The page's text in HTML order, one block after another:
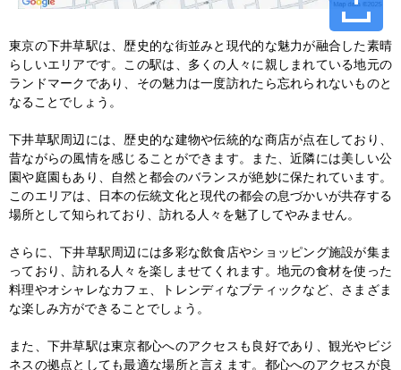
東京の下井草駅は、歴史的な街並みと現代的な魅力が融合した素晴
らしいエリアです。この駅は、多くの人々に親しまれている地元の
ランドマークであり、その魅力は一度訪れたら忘れられないものと
なることでしょう。
下井草駅周辺には、歴史的な建物や伝統的な商店が点在しており、
昔ながらの風情を感じることができます。また、近隣には美しい公
園や庭園もあり、自然と都会のバランスが絶妙に保たれています。
このエリアは、日本の伝統文化と現代の都会の息づかいが共存する
場所として知られており、訪れる人々を魅了してやみません。
さらに、下井草駅周辺には多彩な飲食店やショッピング施設が集ま
っており、訪れる人々を楽しませてくれます。地元の食材を使った
料理やオシャレなカフェ、トレンディなブティックなど、さまざま
な楽しみ方ができることでしょう。
また、下井草駅は東京都心へのアクセスも良好であり、観光やビジ
ネスの拠点としても最適な場所と言えます。都心へのアクセスが良